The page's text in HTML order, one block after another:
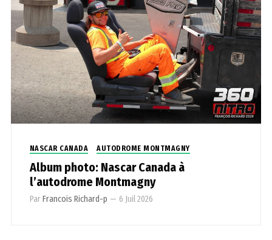
NASCAR CANADA AUTODROME MONTMAGNY
Album photo: Nascar Canada à
l’autodrome Montmagny
ParFrancois Richard-p — 6 Juil 2026